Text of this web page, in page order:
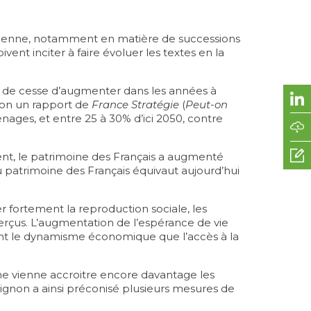
notamment en matière de successions
inciter à faire évoluer les textes en la
cesse d’augmenter dans les années à
un rapport de France Stratégie (Peut-on
et entre 25 à 30% d’ici 2050, contre
le patrimoine des Français a augmenté
des Français équivaut aujourd’hui
fortement la reproduction sociale, les
L’augmentation de l’espérance de vie
le dynamisme économique que l’accès à la
vienne accroitre encore davantage les
a ainsi préconisé plusieurs mesures de